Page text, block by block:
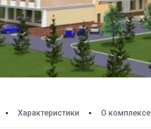
Характеристики О комплексе